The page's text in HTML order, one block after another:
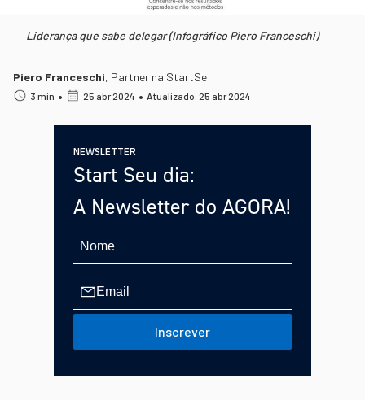
Liderança que sabe delegar (Infográfico Piero Franceschi)
Piero Franceschi, Partner na StartSe
3 min • 25 abr 2024 • Atualizado: 25 abr 2024
NEWSLETTER
Start Seu dia:
A Newsletter do AGORA!
Inscrever